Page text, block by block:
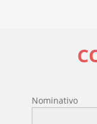
Nominativo